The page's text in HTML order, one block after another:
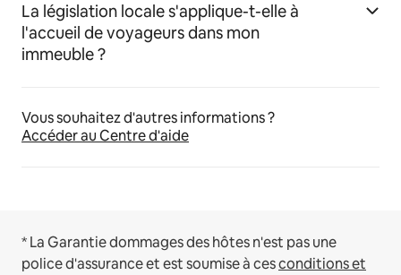
La législation locale s'applique-t-elle à
l'accueil de voyageurs dans mon
immeuble ?
Vous souhaitez d'autres informations ?
Accéder au Centre d'aide
* La Garantie dommages des hôtes n'est pas une
police d'assurance et est soumise à cesconditions et